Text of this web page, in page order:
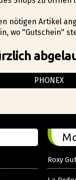
nötigen Artikel
wo "Gutschein"
PHONEX
Roxy